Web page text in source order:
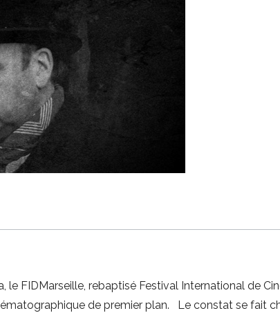
FIDMarseille, rebaptisé Festival International de
de premier plan. Le constat se fait